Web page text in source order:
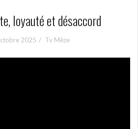
loyauté et désaccord
2025 Tv Mèze